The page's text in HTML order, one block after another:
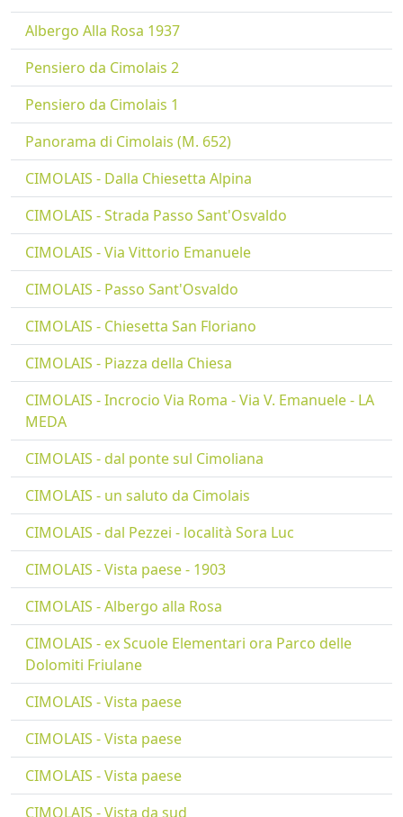
Albergo Alla Rosa 1937
Pensiero da Cimolais 2
Pensiero da Cimolais 1
Panorama di Cimolais (M. 652)
CIMOLAIS - Dalla Chiesetta Alpina
CIMOLAIS - Strada Passo Sant'Osvaldo
CIMOLAIS - Via Vittorio Emanuele
CIMOLAIS - Passo Sant'Osvaldo
CIMOLAIS - Chiesetta San Floriano
CIMOLAIS - Piazza della Chiesa
CIMOLAIS - Incrocio Via Roma - Via V. Emanuele - LA
MEDA
CIMOLAIS - dal ponte sul Cimoliana
CIMOLAIS - un saluto da Cimolais
CIMOLAIS - dal Pezzei - località Sora Luc
CIMOLAIS - Vista paese - 1903
CIMOLAIS - Albergo alla Rosa
CIMOLAIS - ex Scuole Elementari ora Parco delle
Dolomiti Friulane
CIMOLAIS - Vista paese
CIMOLAIS - Vista paese
CIMOLAIS - Vista paese
CIMOLAIS - Vista da sud